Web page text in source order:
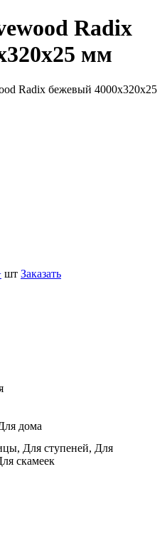
Radix
мм
шт Заказать
дома
Для ступеней, Для
скамеек